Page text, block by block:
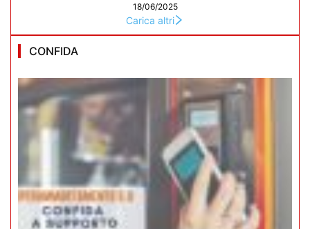
18/06/2025
Carica altri
CONFIDA